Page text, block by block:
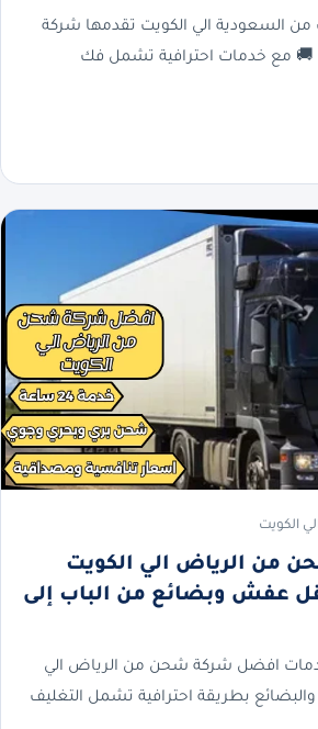
السعودية الي الكويت تقدمها شركة
🚚 مع خدمات احترافية تشمل فك
الكويت
من الرياض الي الكويت
| نقل عفش وبضائع من الباب إلى
افضل شركة شحن من الرياض الي
بطريقة احترافية تشمل التغليف